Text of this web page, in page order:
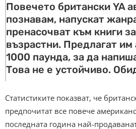
Повечето британски YA
познавам, напускат
пренасочват към книги
възрастни. Предлагат им
1000 паунда, за да
Това не е устойчиво.
Статистиките показват, че
предпочитат все повече
последната година най-